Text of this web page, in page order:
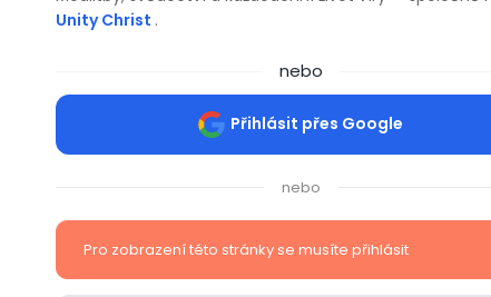
Unity Christ .
nebo
Přihlásit přes Google
nebo
Pro zobrazení této stránky se musíte přihlásit